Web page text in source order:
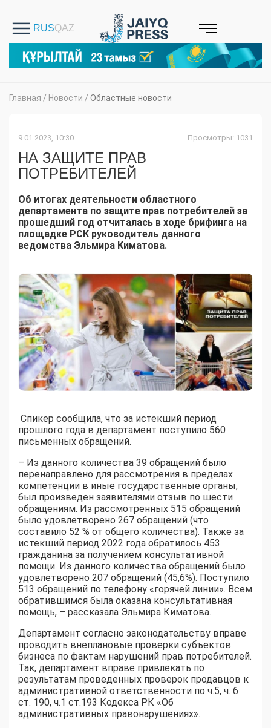
Главная / Новости / Областные новости
9.01.2023, 10:30 Просмотры: 1031
НА ЗАЩИТЕ ПРАВ
ПОТРЕБИТЕЛЕЙ
Об итогах деятельности областного
департамента по защите прав потребителей за
прошедший год отчиталась в ходе брифинга на
площадке РСК руководитель данного
ведомства Эльмира Киматова.
Спикер сообщила, что за истекший период
прошлого года в департамент поступило 560
письменных обращений.
– Из данного количества 39 обращений было
перенаправлено для рассмотрения в пределах
компетенции в иные государственные органы,
был произведен заявителями отзыв по шести
обращениям. Из рассмотренных 515 обращений
было удовлетворено 267 обращений (что
составило 52 % от общего количества). Также за
истекший период 2022 года обратилось 453
гражданина за получением консультативной
помощи. Из данного количества обращений было
удовлетворено 207 обращений (45,6%). Поступило
513 обращений по телефону «горячей линии». Всем
обратившимся была оказана консультативная
помощь, – рассказала Эльмира Киматова.
Департамент согласно законодательству вправе
проводить внеплановые проверки субъектов
бизнеса по фактам нарушений прав потребителей.
Так, департамент вправе привлекать по
результатам проведенных проверок продавцов к
административной ответственности по ч.5, ч. 6
ст. 190, ч.1 ст.193 Кодекса РК «Об
административных правонарушениях».